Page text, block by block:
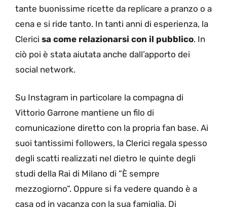
tante buonissime ricette da replicare a pranzo o a
cena e si ride tanto. In tanti anni di esperienza, la
Clerici sa come relazionarsi con il pubblico. In
ciò poi è stata aiutata anche dall’apporto dei
social network.
Su Instagram in particolare la compagna di
Vittorio Garrone mantiene un filo di
comunicazione diretto con la propria fan base. Ai
suoi tantissimi followers, la Clerici regala spesso
degli scatti realizzati nel dietro le quinte degli
studi della Rai di Milano di “È sempre
mezzogiorno”. Oppure si fa vedere quando è a
casa od in vacanza con la sua famiglia. Di